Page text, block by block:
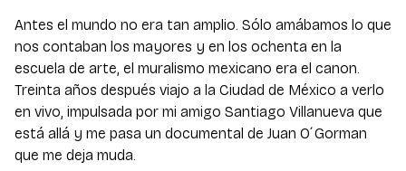
Antes el mundo no era tan amplio. Sólo amábamos lo que
nos contaban los mayores y en los ochenta en la
escuela de arte, el muralismo mexicano era el canon.
Treinta años después viajo a la Ciudad de México a verlo
en vivo, impulsada por mi amigo Santiago Villanueva que
está allá y me pasa un documental de Juan O´Gorman
que me deja muda.